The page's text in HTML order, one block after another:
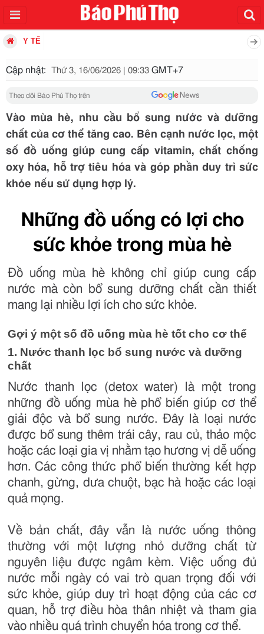
Y TẾ
Cập nhật: Thứ 3, 16/06/2026 | 09:33 GMT+7
Theo dõi Báo Phú Thọ trên
Vào mùa hè, nhu cầu bổ sung nước và dưỡng
chất của cơ thể tăng cao. Bên cạnh nước lọc, một
số đồ uống giúp cung cấp vitamin, chất chống
oxy hóa, hỗ trợ tiêu hóa và góp phần duy trì sức
khỏe nếu sử dụng hợp lý.
Những đồ uống có lợi cho
sức khỏe trong mùa hè
Đồ uống mùa hè không chỉ giúp cung cấp
nước mà còn bổ sung dưỡng chất cần thiết
mang lại nhiều lợi ích cho sức khỏe.
Gợi ý một số đồ uống mùa hè tốt cho cơ thể
1. Nước thanh lọc bổ sung nước và dưỡng
chất
Nước thanh lọc (detox water) là một trong
những đồ uống mùa hè phổ biến giúp cơ thể
giải độc và bổ sung nước. Đây là loại nước
được bổ sung thêm trái cây, rau củ, thảo mộc
hoặc các loại gia vị nhằm tạo hương vị dễ uống
hơn. Các công thức phổ biến thường kết hợp
chanh, gừng, dưa chuột, bạc hà hoặc các loại
quả mọng.
Về bản chất, đây vẫn là nước uống thông
thường với một lượng nhỏ dưỡng chất từ
nguyên liệu được ngâm kèm. Việc uống đủ
nước mỗi ngày có vai trò quan trọng đối với
sức khỏe, giúp duy trì hoạt động của các cơ
quan, hỗ trợ điều hòa thân nhiệt và tham gia
vào nhiều quá trình chuyển hóa trong cơ thể.